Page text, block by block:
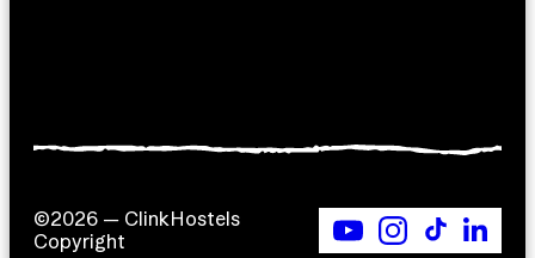
©2026 — ClinkHostels
Copyright